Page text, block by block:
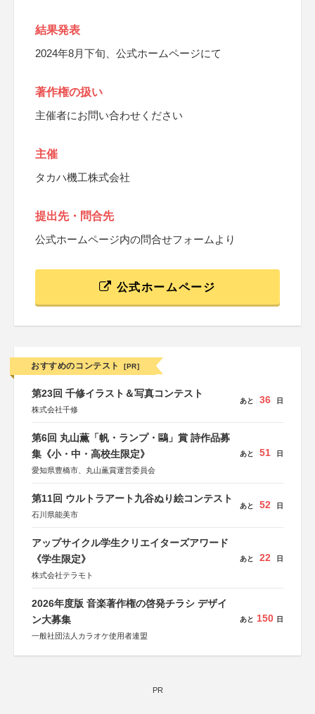
結果発表
2024年8月下旬、公式ホームページにて
著作権の扱い
主催者にお問い合わせください
主催
タカハ機工株式会社
提出先・問合先
公式ホームページ内の問合せフォームより
公式ホームページ
おすすめのコンテスト [PR]
第23回 千修イラスト＆写真コンテスト
株式会社千修
あと 36 日
第6回 丸山薫「帆・ランプ・鷗」賞 詩作品募
集《小・中・高校生限定》
愛知県豊橋市、丸山薫賞運営委員会
あと 51 日
第11回 ウルトラアート九谷ぬり絵コンテスト
石川県能美市
あと 52 日
アップサイクル学生クリエイターズアワード
《学生限定》
株式会社テラモト
あと 22 日
2026年度版 音楽著作権の啓発チラシ デザイ
ン大募集
一般社団法人カラオケ使用者連盟
あと 150 日
PR